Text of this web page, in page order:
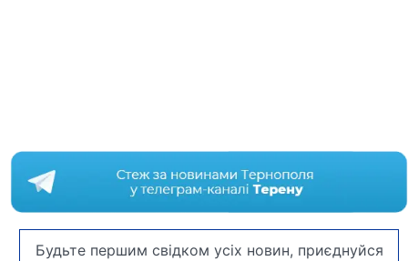
Будьте першим свідком усіх новин, приєднуйся